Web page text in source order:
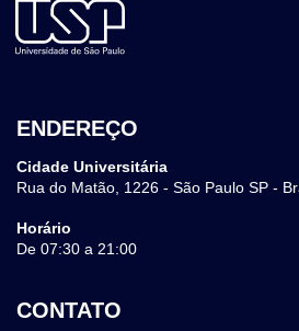
ENDEREÇO
Cidade Universitária
Rua do Matão, 1226 - São Paulo SP -
Horário
De 07:30 a 21:00
CONTATO